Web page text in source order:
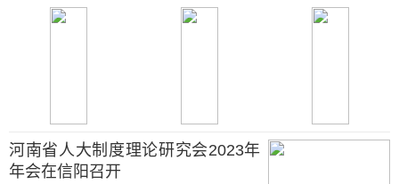
河南省人大制度理论研究会2023年
年会在信阳召开